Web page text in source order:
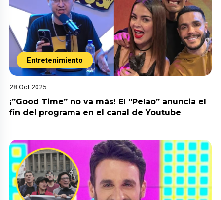
Entretenimiento
28 Oct 2025
¡”Good Time” no va más! El “Pelao” anuncia el
fin del programa en el canal de Youtube